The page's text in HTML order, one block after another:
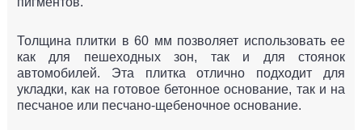
Толщина плитки в 60 мм позволяет использовать ее
как для пешеходных зон, так и для стоянок
автомобилей. Эта плитка отлично подходит для
укладки, как на готовое бетонное основание, так и на
песчаное или песчано-щебеночное основание.